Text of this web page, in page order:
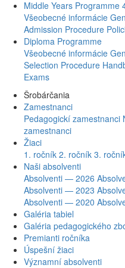
Middle Years Programme
Všeobecné informácie
Admission Procedure
Diploma Programme
Všeobecné informácie
Selection Procedure
Exams
Šrobárčania
Zamestnanci
Pedagogickí zamestnanci
zamestnanci
Žiaci
1. ročník 2. ročník 3.
Naši absolventi
Absolventi — 2026
Absolventi — 2023
Absolventi — 2020
Galéria tabiel
Galéria pedagogického
Premianti ročníka
Úspešní žiaci
Významní absolventi